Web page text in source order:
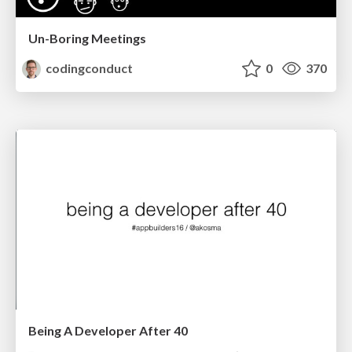
Un-Boring Meetings
codingconduct
0 370
Being A Developer After 40